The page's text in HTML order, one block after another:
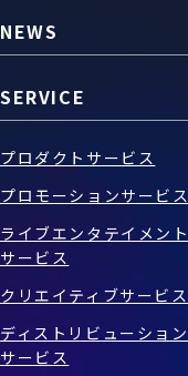
SNS
NEWS
SERVICE
プロダクトサービス
プロモーションサービス
ライブエンタテイメント
サービス
クリエイティブサービス
ディストリビューション
サービス